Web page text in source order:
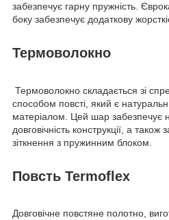
забезпечує гарну пружність.
боку забезпечує додаткову
Термоволокно
Термоволокно складається зі
способом повсті, який є
матеріалом. Цей шар забезпечує
довговічність конструкції, а
зіткнення з пружинним блоком.
Повсть Termoflex
Довговічне повстяне полотно,